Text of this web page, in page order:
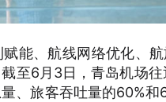
能、航线网络优化、
至6月3日，青岛机场
、旅客吞吐量的60%